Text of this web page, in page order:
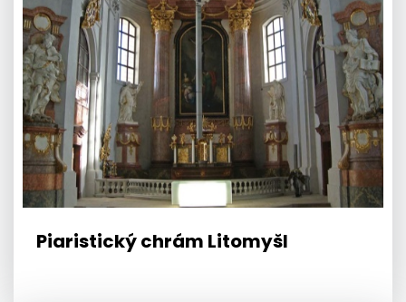
Piaristický chrám Litomyšl